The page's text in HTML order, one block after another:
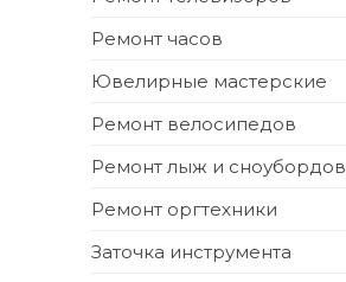
Ремонт часов
Ювелирные мастерские
Ремонт велосипедов
Ремонт лыж и сноубордов
Ремонт оргтехники
Заточка инструмента